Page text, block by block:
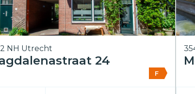
NH Utrecht
24
F